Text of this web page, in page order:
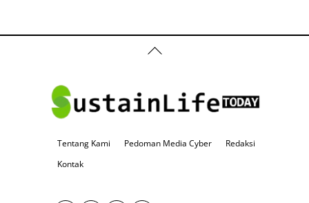
Back
To
Tentang Kami Pedoman Media Cyber
Redaksi
Kontak